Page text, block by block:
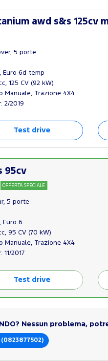
awd s&s 125cv
5 porte
Euro 6d-temp
125 CV (92 kW)
Manuale, Trazione 4X4
2/2019
Test drive
95cv
OFFERTA SPECIALE
5 porte
Euro 6
95 CV (70 kW)
Manuale, Trazione 4X4
11/2017
Test drive
Nessun problema,
(0823877502)